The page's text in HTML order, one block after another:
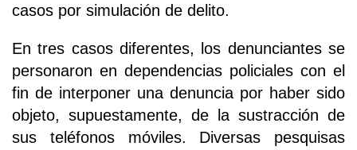
casos por simulación de delito.
En tres casos diferentes, los denunciantes se
personaron en dependencias policiales con el
fin de interponer una denuncia por haber sido
objeto, supuestamente, de la sustracción de
sus teléfonos móviles. Diversas pesquisas